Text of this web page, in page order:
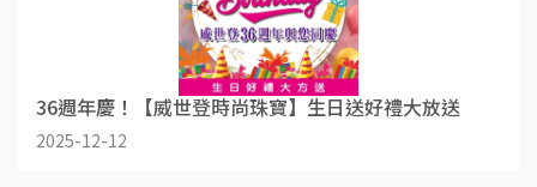
36週年慶！【威世登時尚珠寶】生日送好禮大放送
2025-12-12